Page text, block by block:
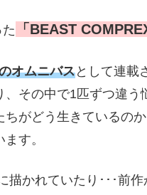
「BEAST
オムニバスとして連載
その中で1匹ずつ違う
がどう生きているの
す。
描かれていたり･･･前